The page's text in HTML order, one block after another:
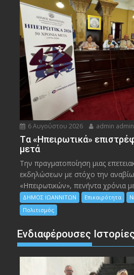
6 Αυγούστου 2026 admin admin
Tα «Ηπειρωτικά»
μετά
Την πραγματοποίηση μιας
εκδηλώσεων με στόχο την
«Ηπειρωτικών», πενήντα χρόνια
ΔΗΜΟΣ ΙΩΑΝΝΙΤΩΝ Επικαιρότητα
Πολιτισμός
Ενδιαφέρουσες Ιστορίες